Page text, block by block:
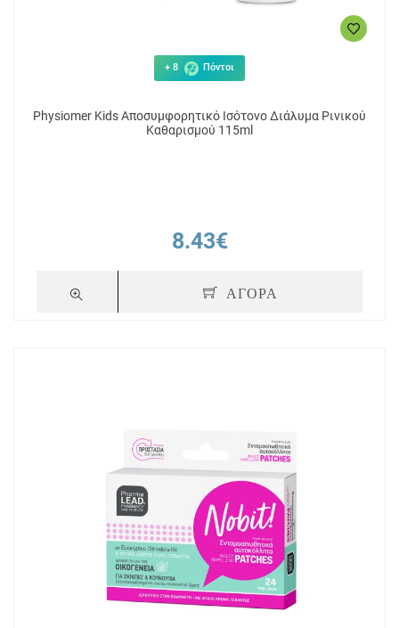
+ 8 Πόντοι
Physiomer Kids Αποσυμφορητικό Ισότονο Διάλυμα Ρινικού
Καθαρισμού 115ml
8.43€
ΑΓΟΡΑ